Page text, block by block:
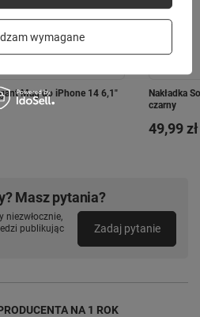
Mag do iPhone 14 6,1"
Nakładka
czarny
49,99 zł
Masz pytania?
publikując
Zadaj pytanie
NA 1 ROK
wymagane